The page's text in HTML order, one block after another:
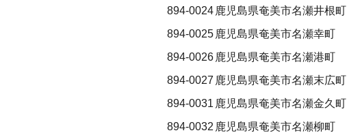
894-0024 鹿児島県奄美市名瀬井根町
894-0025 鹿児島県奄美市名瀬幸町
894-0026 鹿児島県奄美市名瀬港町
894-0027 鹿児島県奄美市名瀬末広町
894-0031 鹿児島県奄美市名瀬金久町
894-0032 鹿児島県奄美市名瀬柳町